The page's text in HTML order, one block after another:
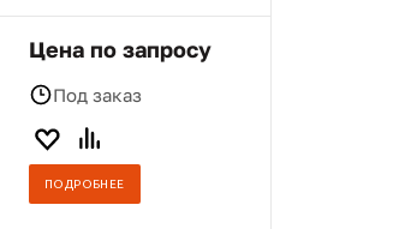
Цена по запросу
Под заказ
ПОДРОБНЕЕ